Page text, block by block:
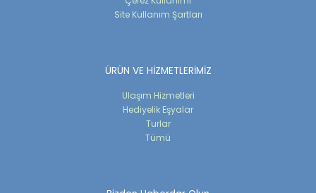
Site Kullanım Şartları
ÜRÜN VE HİZMETLERİMİZ
Ulaşım Hizmetleri
Hediyelik Eşyalar
Turlar
Tümü